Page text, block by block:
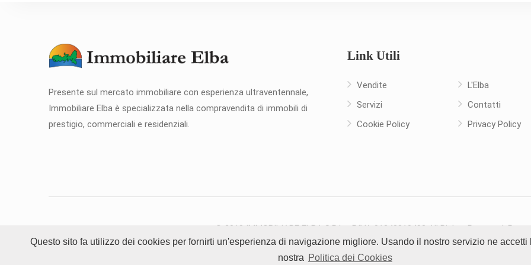
Questo sito fa utilizzo dei cookies per fornirti un'esperienza di navigazione migliore. Usando il nostro servizio ne
nostra Politica dei Cookies
Presente sul mercato immobiliare con esperienza ultraventennale,
Immobiliare Elba è specializzata nella compravendita di immobili di
prestigio, commerciali e residenziali.
Link Utili
Vendite
Servizi
Cookie Policy
L'Elba
Contatti
Privacy Policy
© 2018 IMMOBILIARE ELBA S.R.L - P.IVA 01343810493 All Rights Reserved.
Tutte le fotografie all'interno del sito sono proprietà dei Titolari dell'agenzia immobiliare pertanto è vietata la